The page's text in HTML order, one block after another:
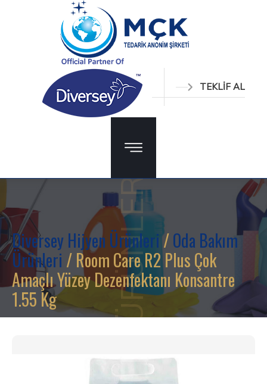
TEKLİF AL
ÜRÜNLER
Diversey Hijyen Ürünleri/Oda Bakım
Ürünleri / Room Care R2 Plus Çok
Amaçlı Yüzey Dezenfektanı Konsantre
1.55 Kg